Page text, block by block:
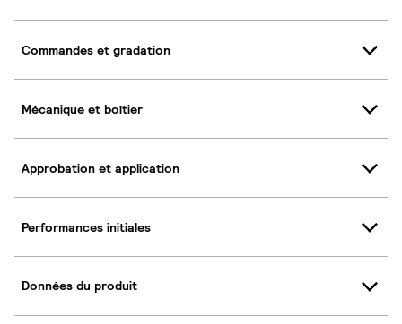
Commandes et gradation
Mécanique et boîtier
Approbation et application
Performances initiales
Données du produit